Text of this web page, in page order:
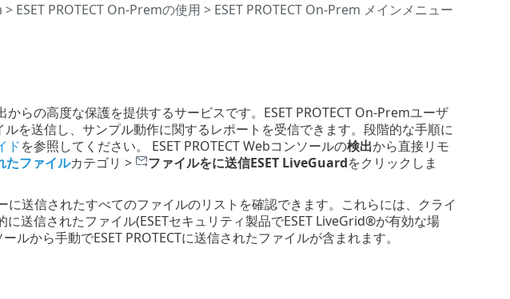
> ESET PROTECT On-Premの使用 > ESET PROTECT On-Prem メインメニュー
らの高度な保護を提供するサービスです。ESET PROTECT On-Premユーザ
を送信し、サンプル動作に関するレポートを受信できます。段階的な手順に
ドを参照してください。 ESET PROTECT Webコンソールの検出から直接リモ
たファイルカテゴリ > ファイルをに送信ESET LiveGuardをクリックしま
に送信されたすべてのファイルのリストを確認できます。これらには、クライ
に送信されたファイル(ESETセキュリティ製品でESET LiveGrid®が有効な場
から手動でESET PROTECTに送信されたファイルが含まれます。